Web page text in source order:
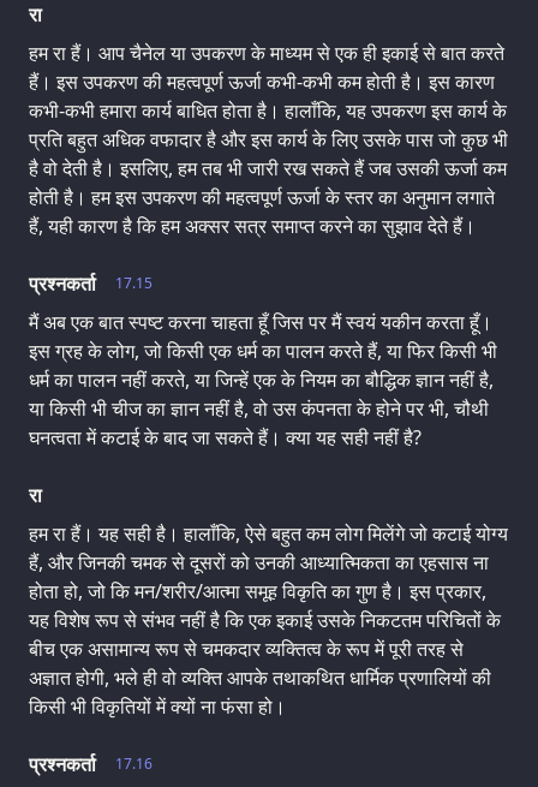
रा
हम रा हैं। आप चैनेल या उपकरण के माध्यम से एक ही इकाई से बात करते
हैं। इस उपकरण की महत्वपूर्ण ऊर्जा कभी-कभी कम होती है। इस कारण
कभी-कभी हमारा कार्य बाधित होता है। हालाँकि, यह उपकरण इस कार्य के
प्रति बहुत अधिक वफादार है और इस कार्य के लिए उसके पास जो कुछ भी
है वो देती है। इसलिए, हम तब भी जारी रख सकते हैं जब उसकी ऊर्जा कम
होती है। हम इस उपकरण की महत्वपूर्ण ऊर्जा के स्तर का अनुमान लगाते
हैं, यही कारण है कि हम अक्सर सत्र समाप्त करने का सुझाव देते हैं।
17.15
प्रश्नकर्ता
मैं अब एक बात स्पष्ट करना चाहता हूँ जिस पर मैं स्वयं यकीन करता हूँ।
इस ग्रह के लोग, जो किसी एक धर्म का पालन करते हैं, या फिर किसी भी
धर्म का पालन नहीं करते, या जिन्हें एक के नियम का बौद्धिक ज्ञान नहीं है,
या किसी भी चीज का ज्ञान नहीं है, वो उस कंपनता के होने पर भी, चौथी
घनत्वता में कटाई के बाद जा सकते हैं। क्या यह सही नहीं है?
रा
हम रा हैं। यह सही है। हालाँकि, ऐसे बहुत कम लोग मिलेंगे जो कटाई योग्य
हैं, और जिनकी चमक से दूसरों को उनकी आध्यात्मिकता का एहसास ना
होता हो, जो कि मन/शरीर/आत्मा समूह विकृति का गुण है। इस प्रकार,
यह विशेष रूप से संभव नहीं है कि एक इकाई उसके निकटतम परिचितों के
बीच एक असामान्य रूप से चमकदार व्यक्तित्व के रूप में पूरी तरह से
अज्ञात होगी, भले ही वो व्यक्ति आपके तथाकथित धार्मिक प्रणालियों की
किसी भी विकृतियों में क्यों ना फंसा हो।
17.16
प्रश्नकर्ता